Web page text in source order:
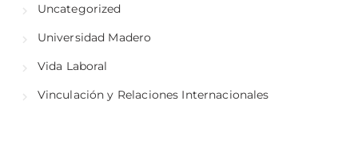
Uncategorized
Universidad Madero
Vida Laboral
Vinculación y Relaciones Internacionales